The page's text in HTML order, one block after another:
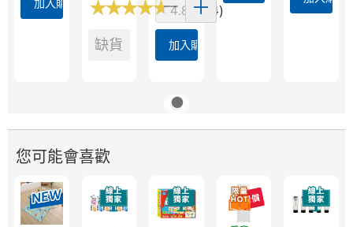
加入購物車 ★★★★★
★★★★★4.8 (364)
缺貨 加入購物車
您可能會喜歡